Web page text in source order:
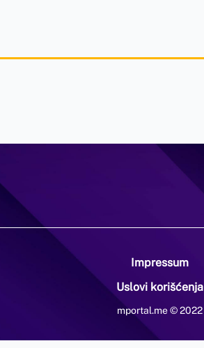
Impressum
Uslovi korišćenja
mportal.me © 2022